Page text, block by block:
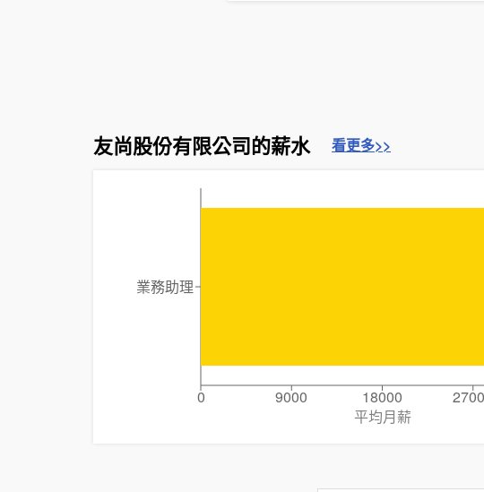
友尚股份有限公司的薪水 看更多>>
0 9000 18000
平均月薪
業務助理